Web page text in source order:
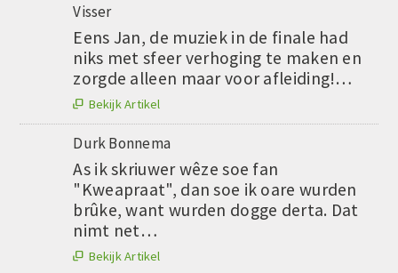
Visser
Eens Jan, de muziek in de finale had
niks met sfeer verhoging te maken en
zorgde alleen maar voor afleiding!…
 Bekijk Artikel
Durk Bonnema
As ik skriuwer wêze soe fan
"Kweapraat", dan soe ik oare wurden
brûke, want wurden dogge derta. Dat
nimt net…
 Bekijk Artikel